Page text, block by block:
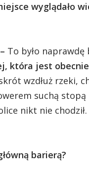
wyglądało
To było
która jest obecnie
wzdłuż rzeki,
suchą
nikt nie
barierą?